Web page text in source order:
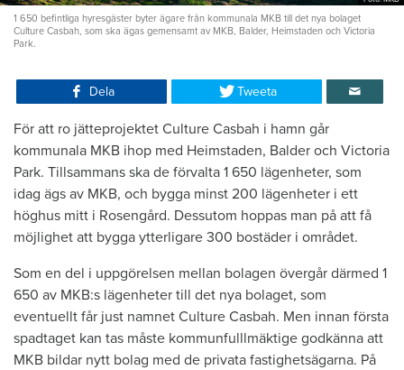
1 650 befintliga hyresgäster byter ägare från kommunala MKB till det nya bolaget
Culture Casbah, som ska ägas gemensamt av MKB, Balder, Heimstaden och Victoria
Park.
Dela Tweeta
För att ro jätteprojektet Culture Casbah i hamn går
kommunala MKB ihop med Heimstaden, Balder och Victoria
Park. Tillsammans ska de förvalta 1 650 lägenheter, som
idag ägs av MKB, och bygga minst 200 lägenheter i ett
höghus mitt i Rosengård. Dessutom hoppas man på att få
möjlighet att bygga ytterligare 300 bostäder i området.
Som en del i uppgörelsen mellan bolagen övergår därmed 1
650 av MKB:s lägenheter till det nya bolaget, som
eventuellt får just namnet Culture Casbah. Men innan första
spadtaget kan tas måste kommunfulllmäktige godkänna att
MKB bildar nytt bolag med de privata fastighetsägarna. På